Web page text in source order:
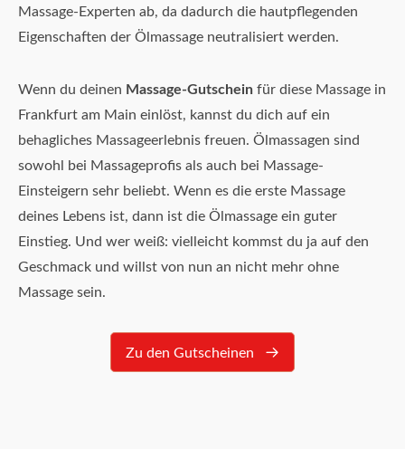
Massage-Experten ab, da dadurch die hautpflegenden
Eigenschaften der Ölmassage neutralisiert werden.
Wenn du deinen Massage-Gutschein für diese Massage in
Frankfurt am Main einlöst, kannst du dich auf ein
behagliches Massageerlebnis freuen. Ölmassagen sind
sowohl bei Massageprofis als auch bei Massage-
Einsteigern sehr beliebt. Wenn es die erste Massage
deines Lebens ist, dann ist die Ölmassage ein guter
Einstieg. Und wer weiß: vielleicht kommst du ja auf den
Geschmack und willst von nun an nicht mehr ohne
Massage sein.
Zu den Gutscheinen